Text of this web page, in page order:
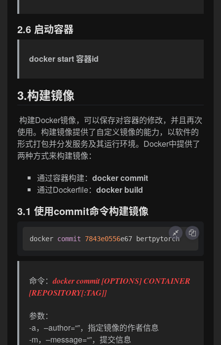
2.6 启动容器
docker start 容器id
3.构建镜像
构建Docker镜像，可以保存对容器的修改，并且再次
使用。构建镜像提供了自定义镜像的能力，以软件的
形式打包并分发服务及其运行环境。Docker中提供了
两种方式来构建镜像：
通过容器构建： docker commit
通过Dockerfile： docker build
3.1 使用commit命令构建镜像
docker commit 7843e0556e67 bertpytorch
命令：docker commit [OPTIONS] CONTAINER
[REPOSITORY[:TAG]]
参数：
-a，–author=“”，指定镜像的作者信息
-m，–message=“”，提交信息